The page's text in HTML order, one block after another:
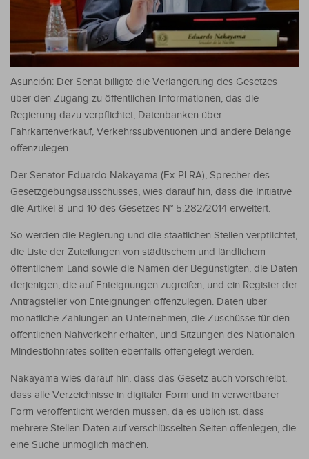
Asunción: Der Senat billigte die Verlängerung des Gesetzes
über den Zugang zu öffentlichen Informationen, das die
Regierung dazu verpflichtet, Datenbanken über
Fahrkartenverkauf, Verkehrssubventionen und andere Belange
offenzulegen.
Der Senator Eduardo Nakayama (Ex-PLRA), Sprecher des
Gesetzgebungsausschusses, wies darauf hin, dass die Initiative
die Artikel 8 und 10 des Gesetzes N° 5.282/2014 erweitert.
So werden die Regierung und die staatlichen Stellen verpflichtet,
die Liste der Zuteilungen von städtischem und ländlichem
öffentlichem Land sowie die Namen der Begünstigten, die Daten
derjenigen, die auf Enteignungen zugreifen, und ein Register der
Antragsteller von Enteignungen offenzulegen. Daten über
monatliche Zahlungen an Unternehmen, die Zuschüsse für den
öffentlichen Nahverkehr erhalten, und Sitzungen des Nationalen
Mindestlohnrates sollten ebenfalls offengelegt werden.
Nakayama wies darauf hin, dass das Gesetz auch vorschreibt,
dass alle Verzeichnisse in digitaler Form und in verwertbarer
Form veröffentlicht werden müssen, da es üblich ist, dass
mehrere Stellen Daten auf verschlüsselten Seiten offenlegen, die
eine Suche unmöglich machen.